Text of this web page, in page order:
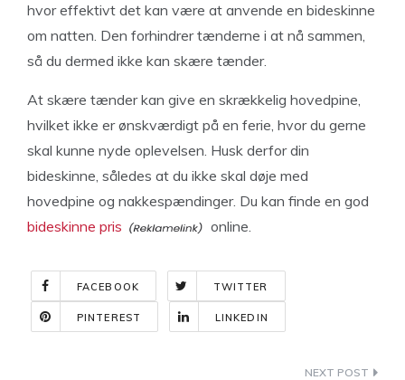
hvor effektivt det kan være at anvende en bideskinne
om natten. Den forhindrer tænderne i at nå sammen,
så du dermed ikke kan skære tænder.
At skære tænder kan give en skrækkelig hovedpine,
hvilket ikke er ønskværdigt på en ferie, hvor du gerne
skal kunne nyde oplevelsen. Husk derfor din
bideskinne, således at du ikke skal døje med
hovedpine og nakkespændinger. Du kan finde en god
bideskinne pris
online.
FACEBOOK TWITTER
PINTEREST LINKEDIN